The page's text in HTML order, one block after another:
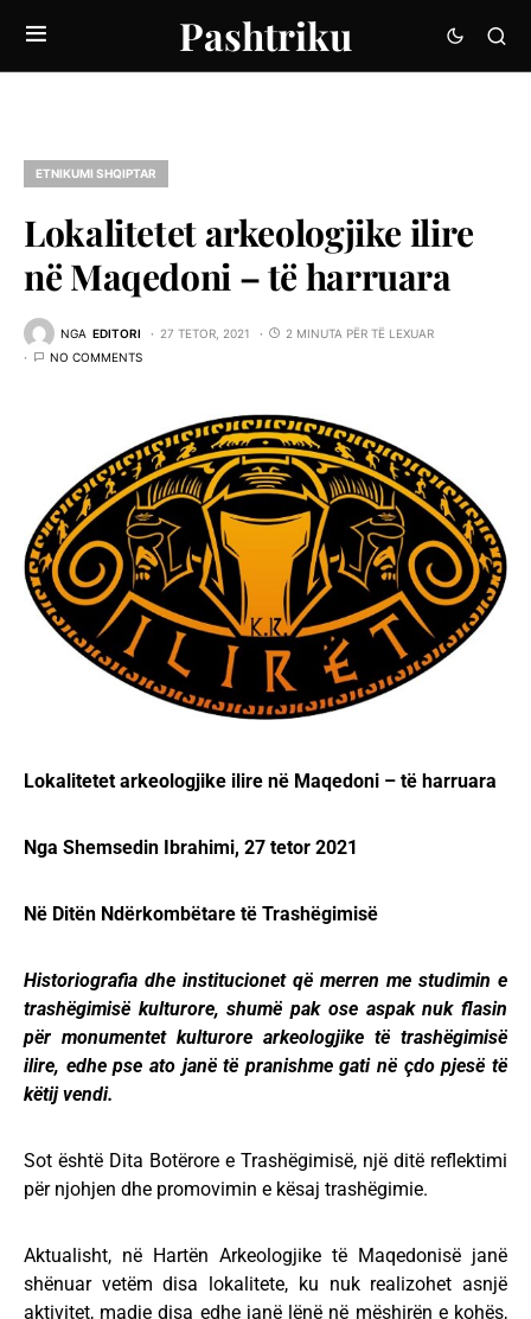
Pashtriku
ETNIKUMI SHQIPTAR
Lokalitetet arkeologjike ilire
në Maqedoni – të harruara
NGA EDITORI 27 TETOR, 2021
2 MINUTA PËR TË LEXUAR
NO COMMENTS
Lokalitetet arkeologjike ilire në Maqedoni – të harruara
Nga Shemsedin Ibrahimi, 27 tetor 2021
Në Ditën Ndërkombëtare të Trashëgimisë
Historiografia dhe institucionet që merren me studimin e
trashëgimisë kulturore, shumë pak ose aspak nuk flasin
për monumentet kulturore arkeologjike të trashëgimisë
ilire, edhe pse ato janë të pranishme gati në çdo pjesë të
këtij vendi.
Sot është Dita Botërore e Trashëgimisë, një ditë reflektimi
për njohjen dhe promovimin e kësaj trashëgimie.
Aktualisht, në Hartën Arkeologjike të Maqedonisë janë
shënuar vetëm disa lokalitete, ku nuk realizohet asnjë
aktivitet, madje disa edhe janë lënë në mëshirën e kohës,